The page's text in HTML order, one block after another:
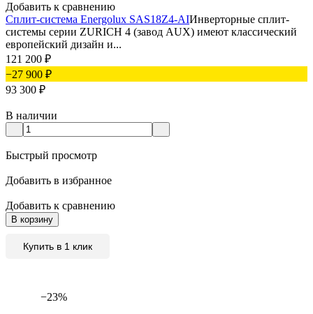
Добавить к сравнению
Сплит-система Energolux SAS18Z4-AIИнверторные сплит-
системы серии ZURICH 4 (завод AUX) имеют классический
европейский дизайн и...
121 200 ₽
−27 900 ₽
93 300 ₽
В наличии
Быстрый просмотр
Добавить в избранное
Добавить к сравнению
В корзину
Купить в 1 клик
−23%